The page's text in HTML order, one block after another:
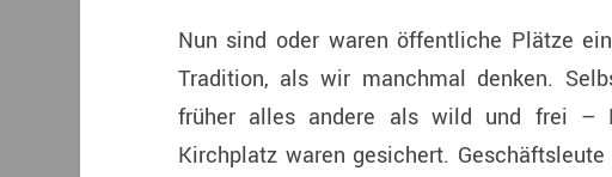
Nun sind oder waren öffentliche Plätze
Tradition, als wir manchmal denken.
früher alles andere als wild und frei –
Kirchplatz waren gesichert.